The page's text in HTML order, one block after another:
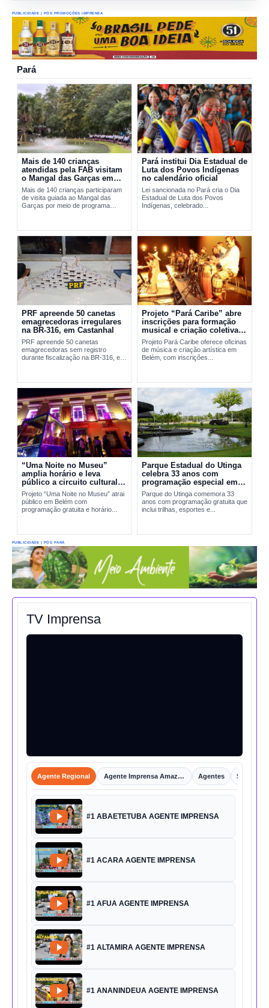
PUBLICIDADE | PÓS PROMOÇÕES IMPRENSA
Pará
Mais de 140 crianças
atendidas pela FAB visitam
o Mangal das Garças em
Belém
Mais de 140 crianças participaram
de visita guiada ao Mangal das
Garças por meio de programa
Pará institui Dia Estadual de
Luta dos Povos Indígenas
no calendário oficial
Lei sancionada no Pará cria o Dia
Estadual de Luta dos Povos
Indígenas, celebrado...
PRF apreende 50 canetas
emagrecedoras irregulares
na BR-316, em Castanhal
PRF apreende 50 canetas
emagrecedoras sem registro
durante fiscalização na BR-316, em
Projeto “Pará Caribe” abre
inscrições para formação
musical e criação coletiva
em Belém
Projeto Pará Caribe oferece oficinas
de música e criação artística em
Belém, com inscrições...
“Uma Noite no Museu”
amplia horário e leva
público a circuito cultural
em Belém
Projeto “Uma Noite no Museu” atrai
público em Belém com
programação gratuita e horário...
Parque Estadual do Utinga
celebra 33 anos com
programação especial em
Belém
Parque do Utinga comemora 33
anos com programação gratuita que
inclui trilhas, esportes e...
PUBLICIDADE | PÓS PARÁ
TV Imprensa
Agente Regional Agente Imprensa Amazônica Agentes Shorts
#1 ABAETETUBA AGENTE IMPRENSA
#1 ACARA AGENTE IMPRENSA
#1 AFUA AGENTE IMPRENSA
#1 ALTAMIRA AGENTE IMPRENSA
#1 ANANINDEUA AGENTE IMPRENSA